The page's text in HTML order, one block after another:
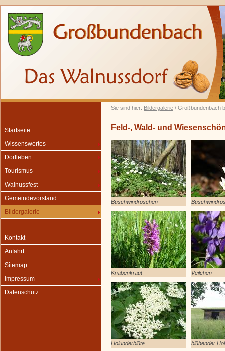
Sie sind hier: Bildergalerie / Großbundenbach
Startseite
Wissenswertes
Dorfleben
Tourismus
Walnussfest
Gemeindevorstand
Bildergalerie
Kontakt
Anfahrt
Sitemap
Impressum
Datenschutz
Feld-, Wald- und
Buschwindröschen
Knabenkraut Veilchen
Holunderblüte blühender